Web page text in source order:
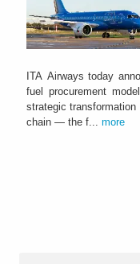
ITA Airways today
fuel procurement
strategic
chain — the f... more